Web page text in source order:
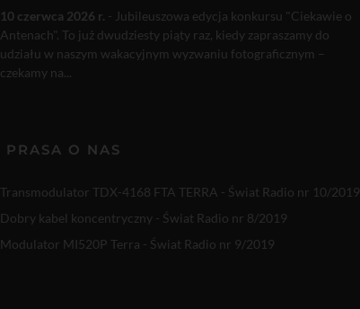
10 czerwca 2026 r. - Jubileuszowa edycja konkursu "Ciekawie o
Antenach". To już dwudziesty piąty raz, kiedy zapraszamy do
udziału w naszym wakacyjnym wyzwaniu fotograficznym –
czekamy na...
PRASA O NAS
Transmodulator TDX-4168 FTA TERRA - Świat Radio nr 10/2019
Dobry kabel koncentryczny - Świat Radio nr 8/2019
Modulator MI520P Terra - Świat Radio nr 9/2019